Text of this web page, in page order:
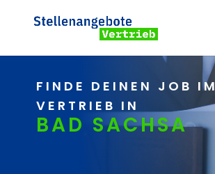
FINDE DEINEN JOB IM
VERTRIEB IN
BAD SACHSA